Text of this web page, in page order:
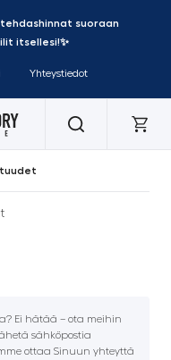
suoraan
itsellesi!✨
Yhteystiedot
Ei hätää – ota meihin
sähköpostia
ottaa Sinuun yhteyttä